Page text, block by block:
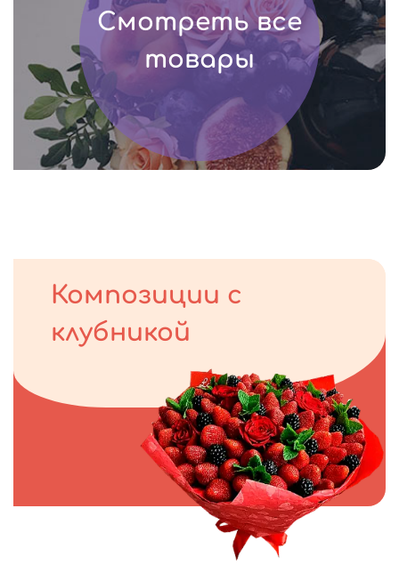
Смотреть все
товары
Композиции с
клубникой